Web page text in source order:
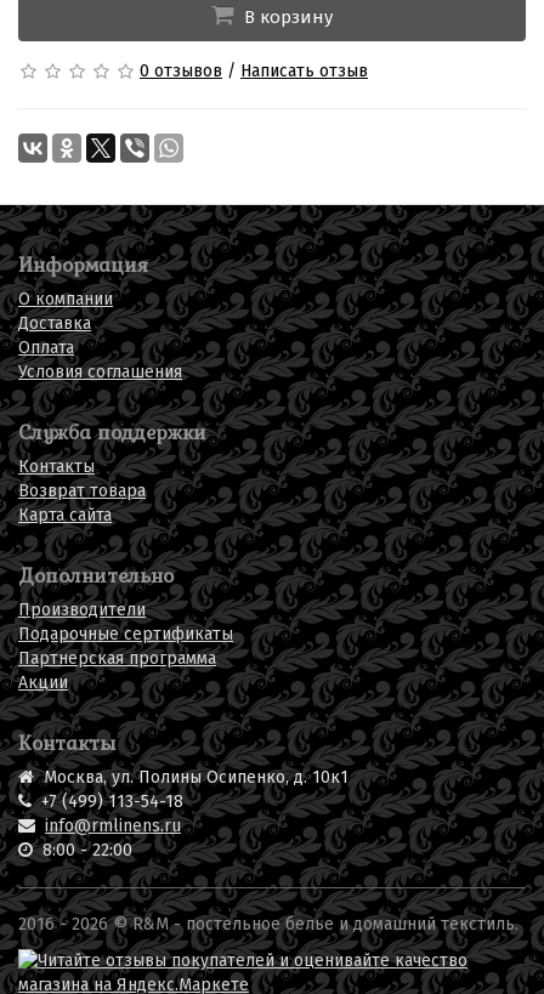
В корзину
0 отзывов / Написать отзыв
Информация
О компании
Доставка
Оплата
Условия соглашения
Служба поддержки
Контакты
Возврат товара
Карта сайта
Дополнительно
Производители
Подарочные сертификаты
Партнерская программа
Акции
Контакты
Москва, ул. Полины Осипенко, д. 10к1
+7 (499) 113-54-18
info@rmlinens.ru
8:00 - 22:00
2016 - 2026 © R&M -постельное белье и домашний текстиль.